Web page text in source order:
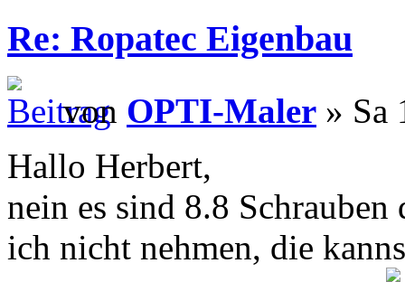
Re: Ropatec Eigenbau
von OPTI-Maler » Sa
Hallo Herbert,
nein es sind 8.8
ich nicht nehmen, die